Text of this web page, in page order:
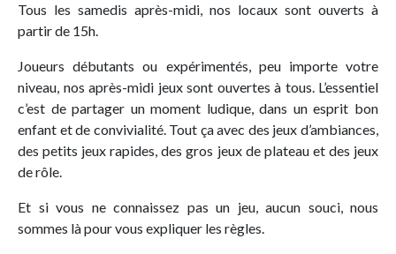
Tous les samedis après-midi, nos locaux sont ouverts à
partir de 15h.
Joueurs débutants ou expérimentés, peu importe votre
niveau, nos après-midi jeux sont ouvertes à tous. L’essentiel
c’est de partager un moment ludique, dans un esprit bon
enfant et de convivialité. Tout ça avec des jeux d’ambiances,
des petits jeux rapides, des gros jeux de plateau et des jeux
de rôle.
Et si vous ne connaissez pas un jeu, aucun souci, nous
sommes là pour vous expliquer les règles.